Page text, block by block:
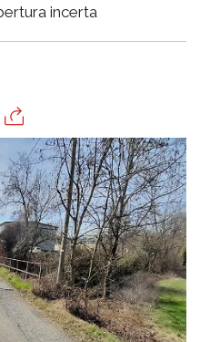
incerta